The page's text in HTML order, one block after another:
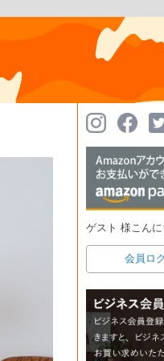
ゲスト 様こんに
会員ロ